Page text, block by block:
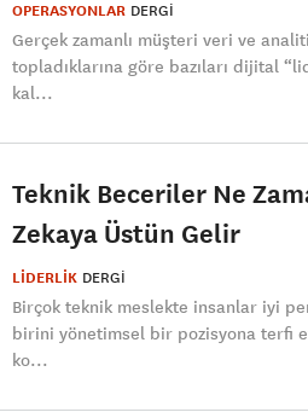
OPERASYONLAR DERGI
Gerçek zamanlı müşteri veri ve
topladıklarına göre bazıları dijital
kal...
Teknik Beceriler Ne
Zekaya Üstün Gelir
LİDERLİK DERGI
Birçok teknik meslekte insanlar iyi
birini yönetimsel bir pozisyona terfi
ko...